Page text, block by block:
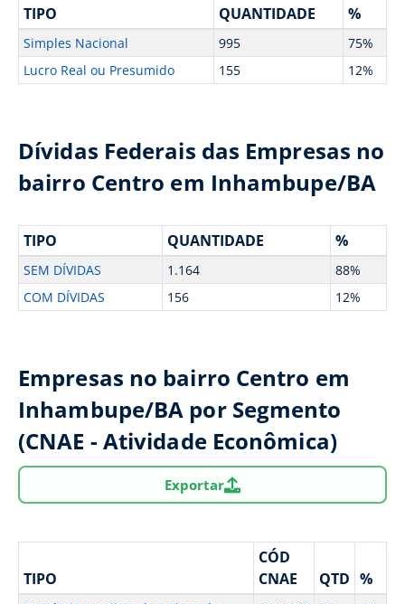
TIPO QUANTIDADE %
Simples Nacional 995
75%
Lucro Real ou Presumido
155 12%
Dívidas Federais das Empresas no
bairro Centro em Inhambupe/BA
TIPO QUANTIDADE %
SEM DÍVIDAS 1.164
88%
COM DÍVIDAS
156 12%
Empresas no bairro Centro em
Inhambupe/BA por Segmento
(CNAE - Atividade Econômica)
Exportar
TIPO
CÓD
CNAE
QTD %